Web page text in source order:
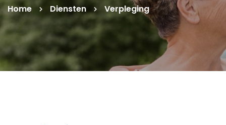
Home Diensten Verpleging